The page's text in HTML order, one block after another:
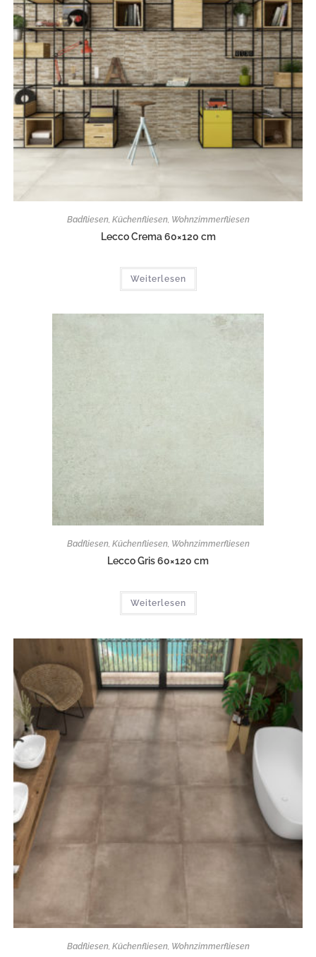
Badfliesen, Küchenfliesen, Wohnzimmerfliesen
Lecco Crema 60×120 cm
Weiterlesen
Badfliesen, Küchenfliesen, Wohnzimmerfliesen
Lecco Gris 60×120 cm
Weiterlesen
Badfliesen, Küchenfliesen, Wohnzimmerfliesen